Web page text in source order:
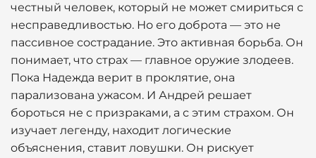
честный человек, который не может смириться с
несправедливостью. Но его доброта — это не
пассивное сострадание. Это активная борьба. Он
понимает, что страх — главное оружие злодеев.
Пока Надежда верит в проклятие, она
парализована ужасом. И Андрей решает
бороться не с призраками, а с этим страхом. Он
изучает легенду, находит логические
объяснения, ставит ловушки. Он рискует